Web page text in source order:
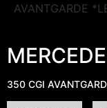
350 CGI